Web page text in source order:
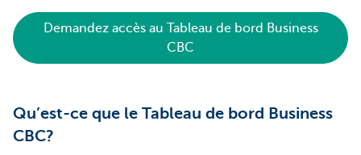
Demandez accès au Tableau de bord Business
CBC
Qu’est-ce que le Tableau de bord Business
CBC?